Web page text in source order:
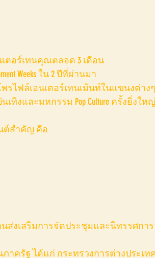
ตอร์เทนคุณตลอด 3 เดือน
Weeks ใน 2 ปีที่ผ่านมา
รไฟล์เอนเตอร์เทนเม้นท์ในแขนงต่าง
งและมหกรรม Pop Culture ครั้งยิ่งใ
ต์สำคัญ คือ
ส่งเสริมการจัดประชุมและนิทรรศการ
าครัฐ ได้แก่ กระทรวงการต่างประเท